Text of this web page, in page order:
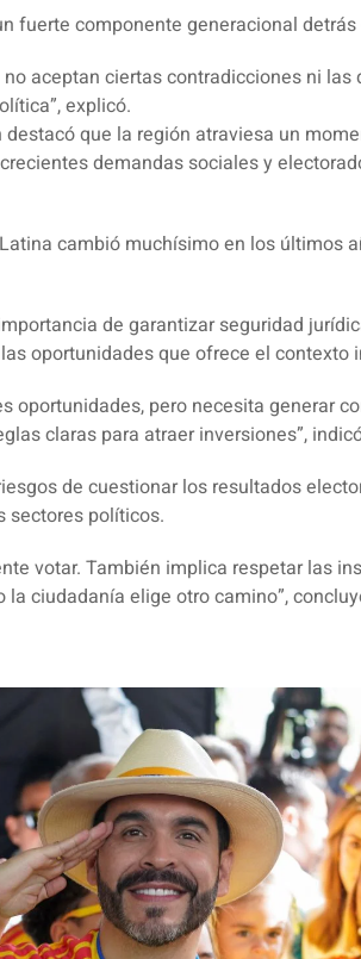
fuerte componente generacional
aceptan ciertas contradicciones ni las
explicó.
que la región atraviesa un
demandas sociales y
cambió muchísimo en los últimos
de garantizar seguridad
oportunidades que ofrece el contexto
oportunidades, pero necesita generar
claras para atraer inversiones”,
de cuestionar los resultados
sectores políticos.
votar. También implica respetar las
ciudadanía elige otro camino”,